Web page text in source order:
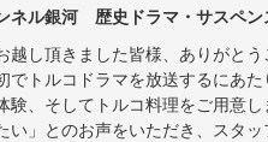
ネル銀河 歴史ドラマ・サスペン
越し頂きました皆様、ありがとう
でトルコドラマを放送するにあ
験、そしてトルコ料理をご用意
い」とのお声をいただき、スタ